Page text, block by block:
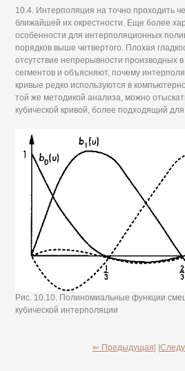
10.4. Интерполяция на точно проходить
ближайшей их окрестности. Еще более
особенности для интерполяционных
порядков выше четвертого. Плохая
отсутствие непрерывности производных
сегментов и объясняют, почему
кривые редко используются в
той же методикой анализа, можно
кубической кривой, более подходящий
Рис. 10.10. Полиномиальные функции
кубической интерполяции
⇐ Предыдущая|